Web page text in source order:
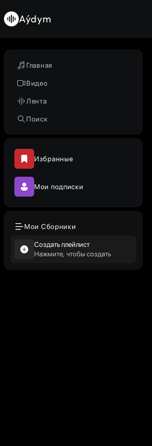
Главная
Видео
Лента
Поиск
Избранные
Мои подписки
Мои Сборники
Создать плейлист
Нажмите, чтобы создать
Aýdym